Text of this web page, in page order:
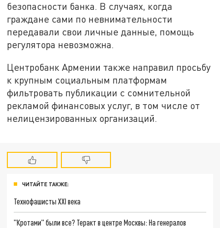
безопасности банка. В случаях, когда
граждане сами по невнимательности
передавали свои личные данные, помощь
регулятора невозможна.
Центробанк Армении также направил просьбу
к крупным социальным платформам
фильтровать публикации с сомнительной
рекламой финансовых услуг, в том числе от
нелицензированных организаций.
ЧИТАЙТЕ ТАКЖЕ:
Технофашисты XXI века
"Кротами" были все? Теракт в центре Москвы: На генералов